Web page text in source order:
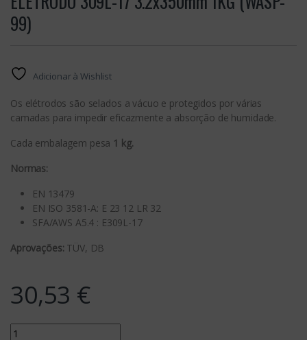
99)
Adicionar à Wishlist
Os elétrodos são selados a vácuo e protegidos por várias
camadas para impedir eficazmente a absorção de humidade.
Cada embalagem pesa 1 kg.
Normas:
EN 13479
EN ISO 3581-A: E 23 12 LR 32
SFA/AWS A5.4 : E309L-17
Aprovações: TÜV, DB
30,53 €
Quantity